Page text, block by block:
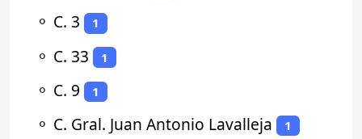
⚬ C. 3 1
⚬ C. 33 1
⚬ C. 9 1
⚬ C. Gral. Juan Antonio Lavalleja 1